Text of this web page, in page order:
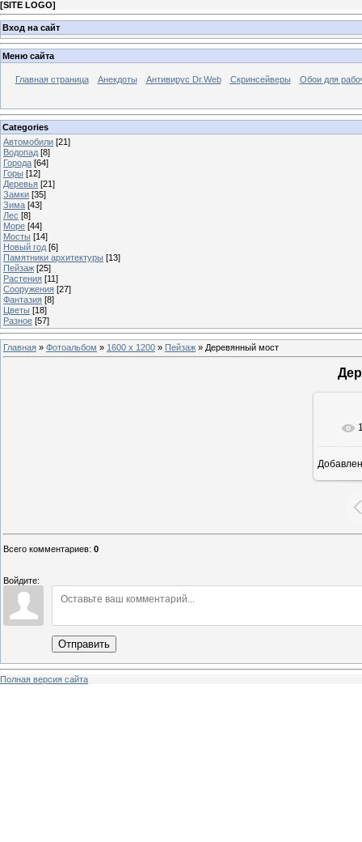
[SITE LOGO]
Вход на сайт
Меню сайта
Главная страница Анекдоты Антивирус Dr.Web Скринсейверы Обои для
Categories
Автомобили [21]
Водопад [8]
Города [64]
Горы [12]
Деревья [21]
Замки [35]
Зима [43]
Лес [8]
Море [44]
Мосты [14]
Новый год [6]
Памятники архитектуры [13]
Пейзаж [25]
Растения [11]
Сооружения [27]
Фантазия [8]
Цветы [18]
Разное [57]
Главная » Фотоальбом » 1600 x 1200 » Пейзаж » Деревянный мост
Всего комментариев: 0
Войдите:
Отправить
Полная версия сайта